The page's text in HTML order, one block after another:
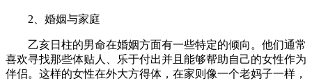
2、婚姻与家庭
乙亥日柱的男命在婚姻方面有一些特定的倾向。他们通常
喜欢寻找那些体贴人、乐于付出并且能够帮助自己的女性作为
伴侣。这样的女性在外大方得体，在家则像一个老妈子一样，